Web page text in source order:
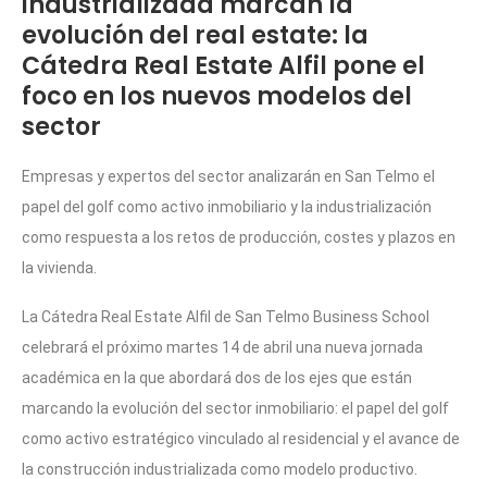
evolución del real estate: la
Cátedra Real Estate Alfil pone el
foco en los nuevos modelos del
sector
Empresas y expertos del sector analizarán en San Telmo el
papel del golf como activo inmobiliario y la industrialización
como respuesta a los retos de producción, costes y plazos en
la vivienda.
La Cátedra Real Estate Alfil de San Telmo Business School
celebrará el próximo martes 14 de abril una nueva jornada
académica en la que abordará dos de los ejes que están
marcando la evolución del sector inmobiliario: el papel del golf
como activo estratégico vinculado al residencial y el avance de
la construcción industrializada como modelo productivo.